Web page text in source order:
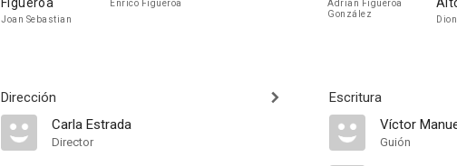
Joan Sebastian
Enrico Figueroa
Adrian Figueroa
González
Dirección
Carla Estrada
Director
Escritura
Víctor
Guión